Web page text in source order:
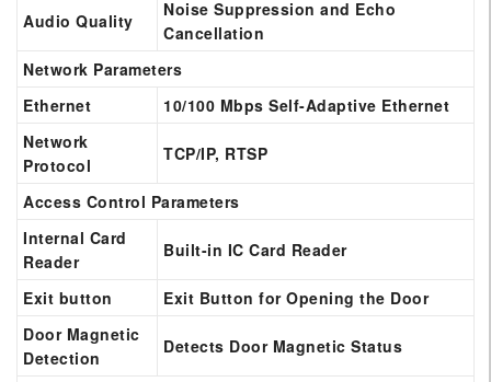
Audio Quality
Noise Suppression and Echo
Cancellation
Network Parameters
Ethernet
10/100 Mbps Self-Adaptive Ethernet
Network
Protocol
TCP/IP, RTSP
Access Control Parameters
Internal Card
Reader
Built-in IC Card Reader
Exit button
Exit Button for Opening the Door
Door Magnetic
Detection
Detects Door Magnetic Status